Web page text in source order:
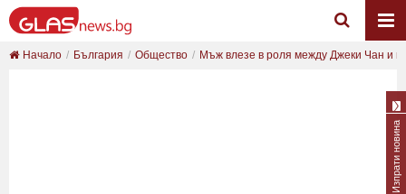
Начало България Общество Мъж влезе в роля между Джеки Чан и
Изпрати новина